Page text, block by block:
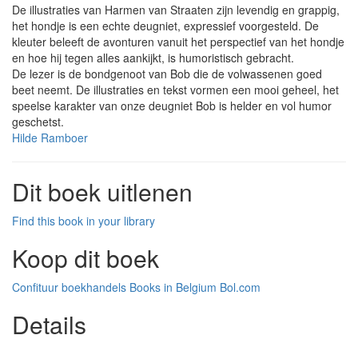
De illustraties van Harmen van Straaten zijn levendig en grappig,
het hondje is een echte deugniet, expressief voorgesteld. De
kleuter beleeft de avonturen vanuit het perspectief van het hondje
en hoe hij tegen alles aankijkt, is humoristisch gebracht.
De lezer is de bondgenoot van Bob die de volwassenen goed
beet neemt. De illustraties en tekst vormen een mooi geheel, het
speelse karakter van onze deugniet Bob is helder en vol humor
geschetst.
Hilde Ramboer
Dit boek uitlenen
Find this book in your library
Koop dit boek
Confituur boekhandels Books in Belgium Bol.com
Details